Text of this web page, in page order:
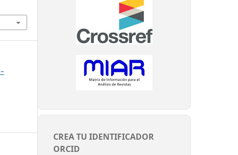
CREA TU IDENTIFICADOR
ORCID